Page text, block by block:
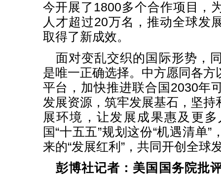
今开展了1800多个合作项目，
人才超过20万名，推动全球发
取得了新成效。
面对变乱交织的国际形势，
是唯一正确选择。中方愿同各方
平台，加快推进联合国2030年
发展资源，筑牢发展基石，坚持
展环境，让发展成果惠及更
国“十五五”规划这份“机遇清单
来的“发展红利”，共同开创全球
彭博社记者：美国国务院批